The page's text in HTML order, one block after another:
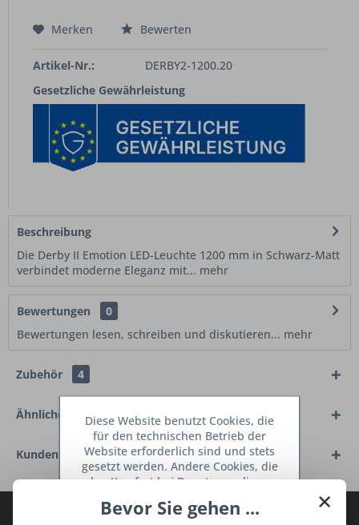
Merken Bewerten
Artikel-Nr.:
DERBY2-1200.20
Gesetzliche Gewährleistung
Beschreibung
Die Derby II Emotion LED-Leuchte 1200 mm in Schwarz-Matt
verbindet moderne Eleganz mit... mehr
Bewertungen
0
Bewertungen lesen, schreiben und diskutieren... mehr
Zubehör 4
Ähnliche Artikel
Kunden haben sich ebenfalls angesehen
Abonnieren Sie den kostenlosen Deine
×
Bevor Sie gehen ...
Diese Website benutzt Cookies, die
für den technischen Betrieb der
Website erforderlich sind und stets
gesetzt werden. Andere Cookies, die
den Komfort bei Benutzung dieser
dienen oder die Interaktion mit